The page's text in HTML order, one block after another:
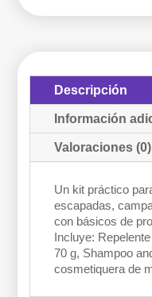
Descripción
Información
Valoraciones (0)
Un kit práctico
escapadas,
con básicos de
Incluye:
70 g, Shampoo
cosmetiquera de